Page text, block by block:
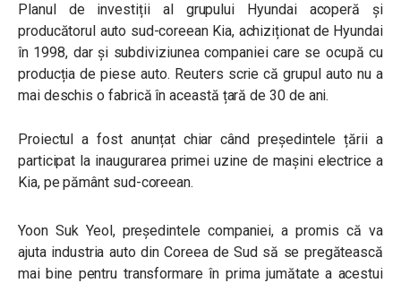
Planul de investiții al grupului Hyundai acoperă și
producătorul auto sud-coreean Kia, achiziționat de Hyundai
în 1998, dar și subdiviziunea companiei care se ocupă cu
producția de piese auto. Reuters scrie că grupul auto nu a
mai deschis o fabrică în această țară de 30 de ani.
Proiectul a fost anunțat chiar când președintele țării a
participat la inaugurarea primei uzine de mașini electrice a
Kia, pe pământ sud-coreean.
Yoon Suk Yeol, președintele companiei, a promis că va
ajuta industria auto din Coreea de Sud să se pregătească
mai bine pentru transformare în prima jumătate a acestui